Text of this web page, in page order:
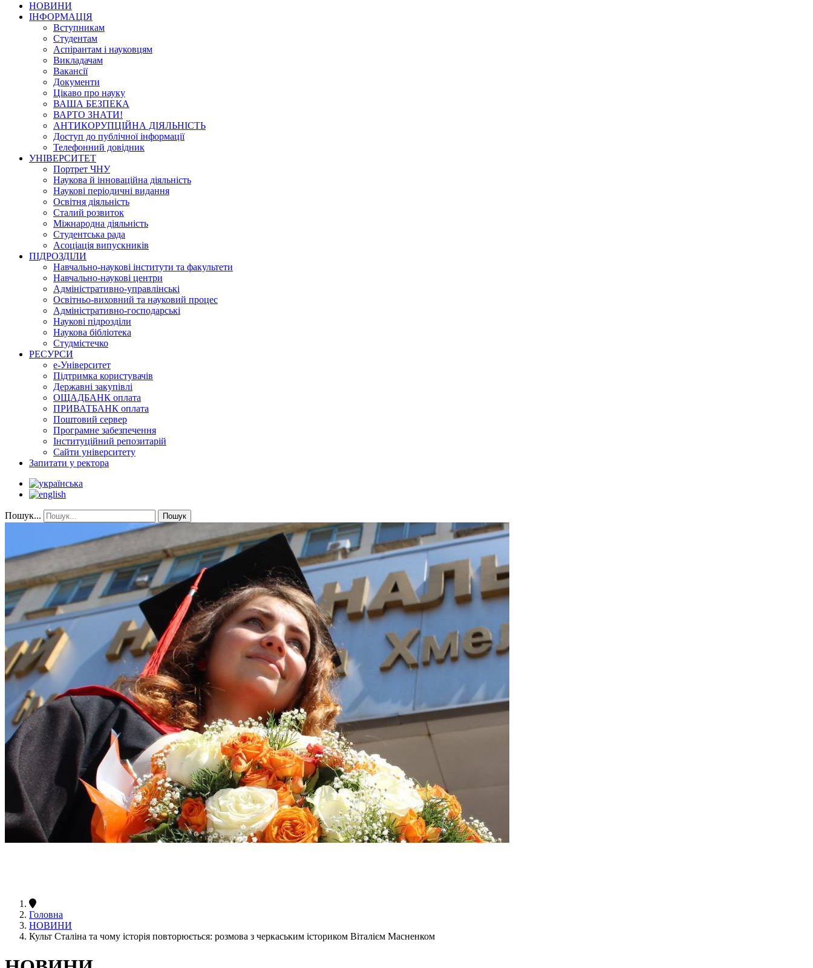
НОВИНИ
ІНФОРМАЦІЯ
Вступникам
Студентам
Аспірантам і науковцям
Викладачам
Вакансії
Документи
Цікаво про науку
ВАША БЕЗПЕКА
ВАРТО ЗНАТИ!
АНТИКОРУПЦІЙНА ДІЯЛЬНІСТЬ
Доступ до публічної інформації
Телефонний довідник
УНІВЕРСИТЕТ
Портрет ЧНУ
Наукова й інноваційна діяльність
Наукові періодичні видання
Освітня діяльність
Сталий розвиток
Міжнародна діяльність
Студентська рада
Асоціація випускників
ПІДРОЗДІЛИ
Навчально-наукові інститути та факультети
Навчально-наукові центри
Адміністративно-управлінські
Освітньо-виховний та науковий процес
Адміністративно-господарські
Наукові підрозділи
Наукова бібліотека
Студмістечко
РЕСУРСИ
е-Університет
Підтримка користувачів
Державні закупівлі
ОЩАДБАНК оплата
ПРИВАТБАНК оплата
Поштовий сервер
Програмне забезпечення
Інституційний репозитарій
Сайти університету
Запитати у ректора
Пошук... Пошук
Головна
НОВИНИ
Культ Сталіна та чому історія повторюється: розмова з черкаським істориком Віталієм Масненком